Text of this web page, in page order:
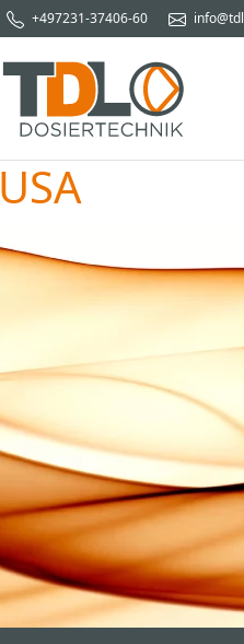
+497231-37406-60
USA